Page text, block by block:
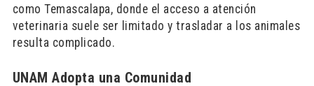
como Temascalapa, donde el acceso a atención
veterinaria suele ser limitado y trasladar a los animales
resulta complicado.
UNAM Adopta una Comunidad